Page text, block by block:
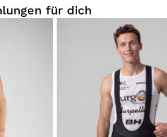
für dich